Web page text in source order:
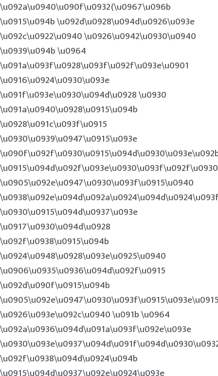
\u092a\u0940\u090f\u0932(\u0967\u096b
\u0915\u094b \u092d\u0928\u094d\u0926\u093e
\u092c\u0922\u0940 \u0926\u0942\u0930\u0940
\u0939\u094b \u0964
\u091a\u093f\u0928\u093f\u092f\u093e\u0901
\u0916\u0924\u0930\u093e
\u091f\u093e\u0930\u094d\u0928 \u0930
\u091a\u0940\u0928\u0915\u094b
\u0928\u091c\u093f\u0915
\u0930\u0939\u0947\u0915\u093e
\u0905\u092e\u0947\u0930\u093f\u0915\u0940
\u0930\u0915\u094d\u0937\u093e
\u0917\u0930\u094d\u0928
\u092f\u0938\u0915\u094b
\u0924\u0948\u0928\u093e\u0925\u0940
\u0906\u0935\u0936\u094d\u092f\u0915
\u092d\u090f\u0915\u094b
\u0926\u093e\u092c\u0940 \u091b \u0964
\u092a\u0936\u094d\u091a\u093f\u092e\u093e
\u092f\u0938\u094d\u0924\u094b